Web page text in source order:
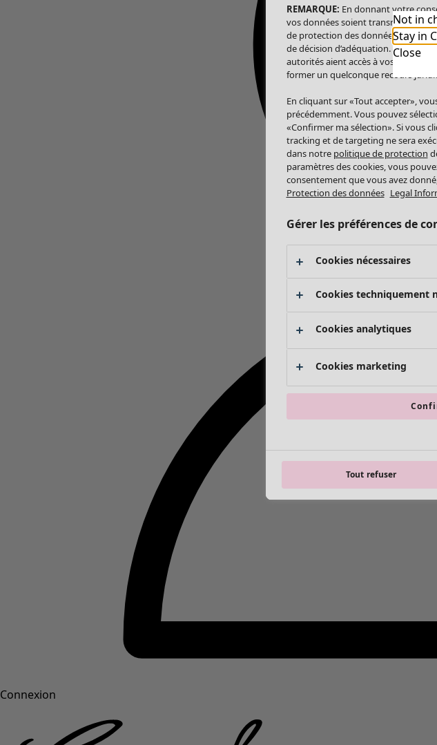
Connexion
Not in
Stay in
Close
REMARQUE: En donnant votre
vos données soient transmises aux
de protection des données
de décision d’adéquation. Par
autorités aient accès à vos données
former un quelconque recours
En cliquant sur «Tout accepter»,
précédemment. Vous pouvez
«Confirmer ma sélection». Si vous
tracking et de targeting ne sera
dans notre politique de protection
paramètres des cookies, vous
consentement que vous avez
Protection des données Legal
Gérer les préférences de
Cookies nécessaires
Cookies techniquement
Cookies analytiques
Cookies marketing
Tout refuser